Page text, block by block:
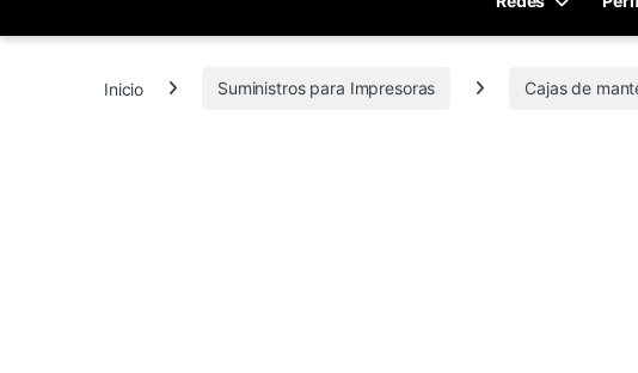
Inicio Suministros para Impresoras Cajas de